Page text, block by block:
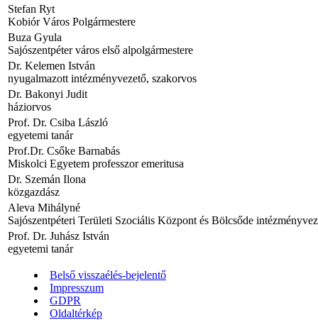
Stefan Ryt
Kobiór Város Polgármestere
Buza Gyula
Sajószentpéter város első alpolgármestere
Dr. Kelemen István
nyugalmazott intézményvezető, szakorvos
Dr. Bakonyi Judit
háziorvos
Prof. Dr. Csiba László
egyetemi tanár
Prof.Dr. Csőke Barnabás
Miskolci Egyetem professzor emeritusa
Dr. Szemán Ilona
közgazdász
Aleva Mihályné
Sajószentpéteri Területi Szociális Központ és Bölcsőde
Prof. Dr. Juhász István
egyetemi tanár
Belső visszaélés-bejelentő
Impresszum
GDPR
Oldaltérkép